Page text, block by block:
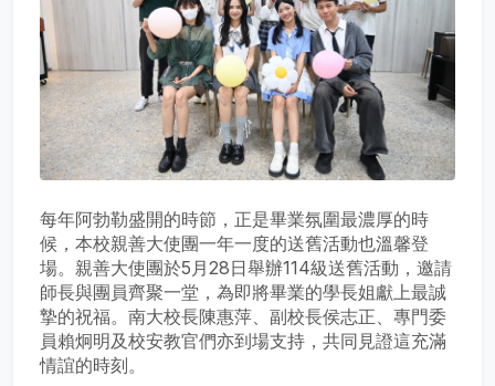
每年阿勃勒盛開的時節，正是畢業氛圍最濃厚的時
候，本校親善大使團一年一度的送舊活動也溫馨登
場。親善大使團於5月28日舉辦114級送舊活動，邀請
師長與團員齊聚一堂，為即將畢業的學長姐獻上最誠
摯的祝福。南大校長陳惠萍、副校長侯志正、專門委
員賴炯明及校安教官們亦到場支持，共同見證這充滿
情誼的時刻。